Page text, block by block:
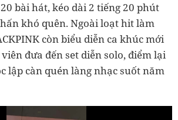
bài hát, kéo dài 2 tiếng 20 phút
khó quên. Ngoài loạt hit làm
còn biểu diễn ca khúc mới
đưa đến set diễn solo, điểm lại
lập càn quén làng nhạc suốt năm